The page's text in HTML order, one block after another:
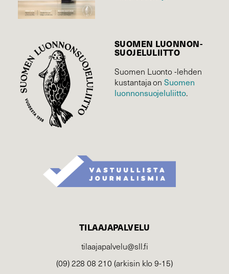
SUOMEN LUONNON­
SUOJELU­LIITTO
Suomen Luonto -lehden
kustantaja onSuomen
luonnonsuojelu­liitto.
TILAAJAPALVELU
tilaajapalvelu@sll.fi
(09) 228 08 210 (arkisin klo 9-15)